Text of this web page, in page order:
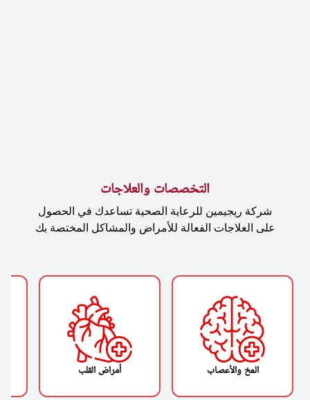
التخصصات والعلاجات
شركة ريجيمين للرعاية الصحية تساعدك في الحصول
على العلاجات الفعالة للأمراض والمشاكل المختصة بك
المخ والأعصاب أمراض القلب